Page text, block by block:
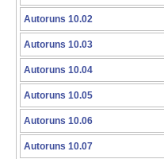
Autoruns 10.02
Autoruns 10.03
Autoruns 10.04
Autoruns 10.05
Autoruns 10.06
Autoruns 10.07